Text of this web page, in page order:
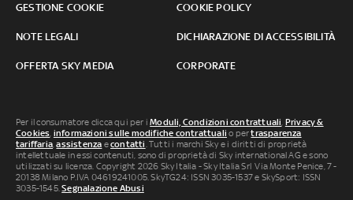
GESTIONE COOKIE COOKIE POLICY
NOTE LEGALI DICHIARAZIONE DI ACCESSIBILITÀ
OFFERTA SKY MEDIA CORPORATE
Per il consumatore clicca qui per iModuli, Condizioni contrattuali, Privacy &
Cookies, informazioni sulle modifiche contrattuali o pertrasparenza
tariffaria,assistenza econtatti. Tutti i marchi Sky e i diritti di proprietà
intellettuale in essi contenuti, sono di proprietà di Sky international AG e sono
utilizzati su licenza. Copyright 2026 Sky Italia - Sky Italia Srl Via Monte Penice, 7 -
20138 Milano P.IVA 04619241005. SkyTG24: ISSN 3035-1537 e SkySport: ISSN
3035-1545.Segnalazione Abusi